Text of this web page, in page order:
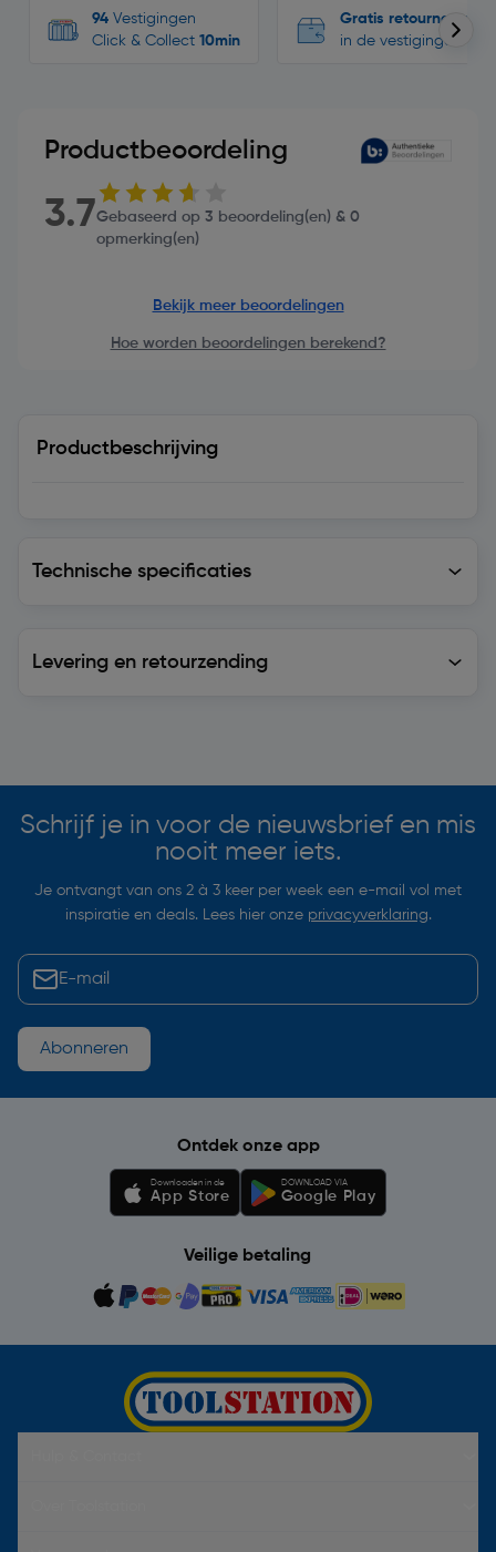
94 Vestigingen
Click & Collect 10min
Gratis retourneren
in de vestigingen
Productbeoordeling
3.7Gebaseerd op 3 beoordeling(en) & 0
opmerking(en)
Bekijk meer beoordelingen
Hoe worden beoordelingen berekend?
Productbeschrijving
Technische specificaties
Levering en retourzending
Schrijf je in voor de nieuwsbrief en mis
nooit meer iets.
Je ontvangt van ons 2 à 3 keer per week een e-mail vol met
inspiratie en deals. Lees hier onze privacyverklaring.
Abonneren
Ontdek onze app
Downloaden in de
App Store
DOWNLOAD VIA
Google Play
Veilige betaling